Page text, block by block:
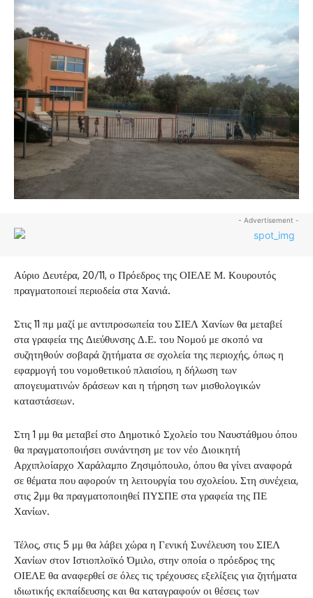
- Advertisement -
Αύριο Δευτέρα, 20/11, ο Πρόεδρος της ΟΙΕΛΕ Μ. Κουρουτός
πραγματοποιεί περιοδεία στα Χανιά.
Στις 11 πμ μαζί με αντιπροσωπεία του ΣΙΕΛ Χανίων θα μεταβεί
στα γραφεία της Διεύθυνσης Δ.Ε. του Νομού με σκοπό να
συζητηθούν σοβαρά ζητήματα σε σχολεία της περιοχής, όπως η
εφαρμογή του νομοθετικού πλαισίου, η δήλωση των
απογευματινών δράσεων και η τήρηση των μισθολογικών
καταστάσεων.
Στη 1 μμ θα μεταβεί στο Δημοτικό Σχολείο του Ναυστάθμου όπου
θα πραγματοποιήσει συνάντηση με τον νέο Διοικητή
Αρχιπλοίαρχο Χαράλαμπο Ζησιμόπουλο, όπου θα γίνει αναφορά
σε θέματα που αφορούν τη λειτουργία του σχολείου. Στη συνέχεια,
στις 2μμ θα πραγματοποιηθεί ΠΥΣΠΕ στα γραφεία της ΠΕ
Χανίων.
Τέλος, στις 5 μμ θα λάβει χώρα η Γενική Συνέλευση του ΣΙΕΛ
Χανίων στον Ιστιοπλοϊκό Όμιλο, στην οποία ο πρόεδρος της
ΟΙΕΛΕ θα αναφερθεί σε όλες τις τρέχουσες εξελίξεις για ζητήματα
ιδιωτικής εκπαίδευσης και θα καταγραφούν οι θέσεις των